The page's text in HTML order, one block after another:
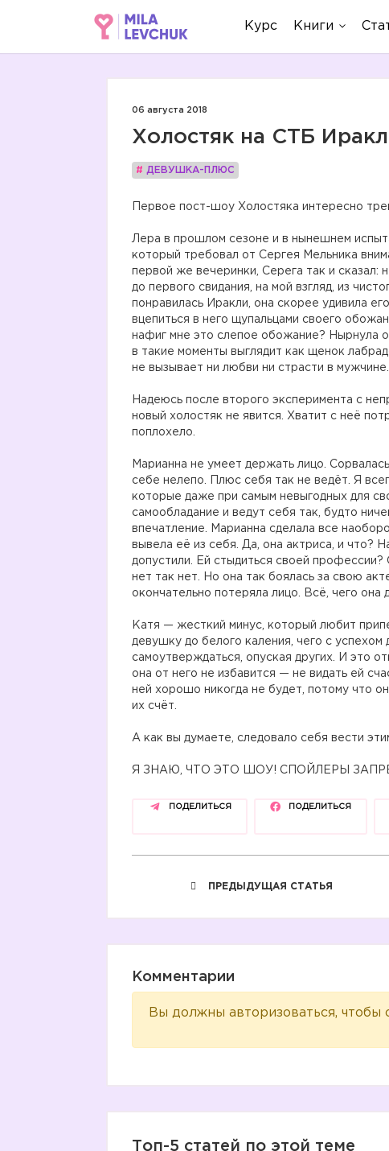
Курс Книги
06 августа 2018
Холостяк на СТБ
# ДЕВУШКА-ПЛЮС
Первое пост-шоу Холостяка интересно
Лера в прошлом сезоне и в нынешнем
который требовал от Сергея Мельника
первой же вечеринки, Серега так и сказал:
до первого свидания, на мой взгляд, из
понравилась Иракли, она скорее удивила
вцепиться в него щупальцами своего
нафиг мне это слепое обожание? Нырнула
в такие моменты выглядит как щенок
не вызывает ни любви ни страсти в мужчине.
Надеюсь после второго эксперимента с
новый холостяк не явится. Хватит с неё
поплохело.
Марианна не умеет держать лицо.
себе нелепо. Плюс себя так не ведёт. Я
которые даже при самым невыгодных для
самообладание и ведут себя так, будто
впечатление. Марианна сделала все
вывела её из себя. Да, она актриса, и что?
допустили. Ей стыдиться своей профессии?
нет так нет. Но она так боялась за свою
окончательно потеряла лицо. Всё, чего она
Катя — жесткий минус, который любит
девушку до белого каления, чего с успехом
самоутверждаться, опуская других. И это
она от него не избавится — не видать ей
ней хорошо никогда не будет, потому что
их счёт.
А как вы думаете, следовало себя вести
Я ЗНАЮ, ЧТО ЭТО ШОУ! СПОЙЛЕРЫ
ПОДЕЛИТЬСЯ ПОДЕЛИТЬСЯ
ПРЕДЫДУЩАЯ СТАТЬЯ
Комментарии
Вы должны авторизоваться, чтобы
Топ-5 статей по этой теме